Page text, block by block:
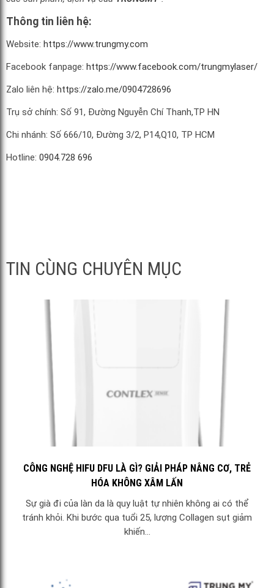
Thông tin liên hệ:
Website: https://www.trungmy.com
Facebook fanpage: https://www.facebook.com/trungmylaser/
Zalo liên hệ: https://zalo.me/0904728696
Trụ sở chính: Số 91, Đường Nguyễn Chí Thanh,TP HN
Chi nhánh: Số 666/10, Đường 3/2, P14,Q10, TP HCM
Hotline: 0904.728 696
TIN CÙNG CHUYÊN MỤC
CÔNG NGHỆ HIFU DFU LÀ GÌ? GIẢI PHÁP NÂNG CƠ, TRẺ
HÓA KHÔNG XÂM LẤN
Sự già đi của làn da là quy luật tự nhiên không ai có thể
tránh khỏi. Khi bước qua tuổi 25, lượng Collagen sụt giảm
khiến...